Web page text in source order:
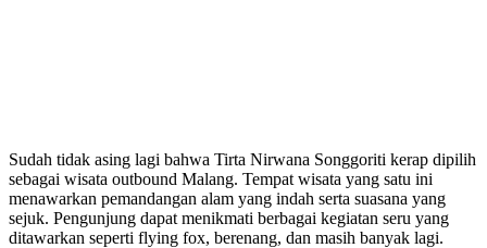
Sudah tidak asing lagi bahwa Tirta Nirwana Songgoriti kerap dipilih
sebagai wisata outbound Malang. Tempat wisata yang satu ini
menawarkan pemandangan alam yang indah serta suasana yang
sejuk. Pengunjung dapat menikmati berbagai kegiatan seru yang
ditawarkan seperti flying fox, berenang, dan masih banyak lagi.